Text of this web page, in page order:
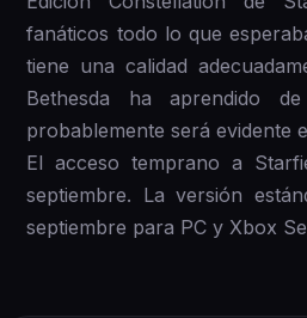
fanáticos todo lo que
tiene una calidad
Bethesda ha aprendido
probablemente será evidente
El acceso temprano a
septiembre. La versión
septiembre para PC y Xbox